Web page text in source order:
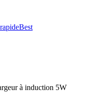
Best
à induction 5W